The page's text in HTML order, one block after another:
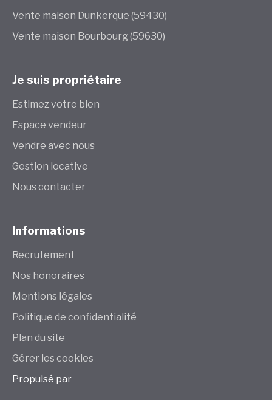
Vente maison Dunkerque (59430)
Vente maison Bourbourg (59630)
Je suis propriétaire
Estimez votre bien
Espace vendeur
Vendre avec nous
Gestion locative
Nous contacter
Informations
Recrutement
Nos honoraires
Mentions légales
Politique de confidentialité
Plan du site
Gérer les cookies
Propulsé par